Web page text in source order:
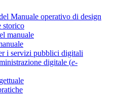
Manuale operativo di design
storico
manuale
i servizi pubblici digitali
digitale (e-